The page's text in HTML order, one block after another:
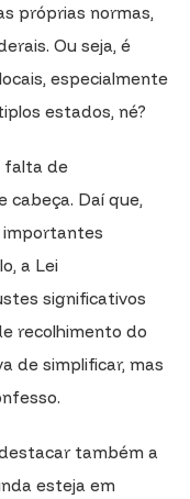
próprias normas,
Ou seja, é
especialmente
estados, né?
falta de
cabeça. Daí que,
importantes
a Lei
significativos
recolhimento do
de simplificar, mas
também a
esteja em